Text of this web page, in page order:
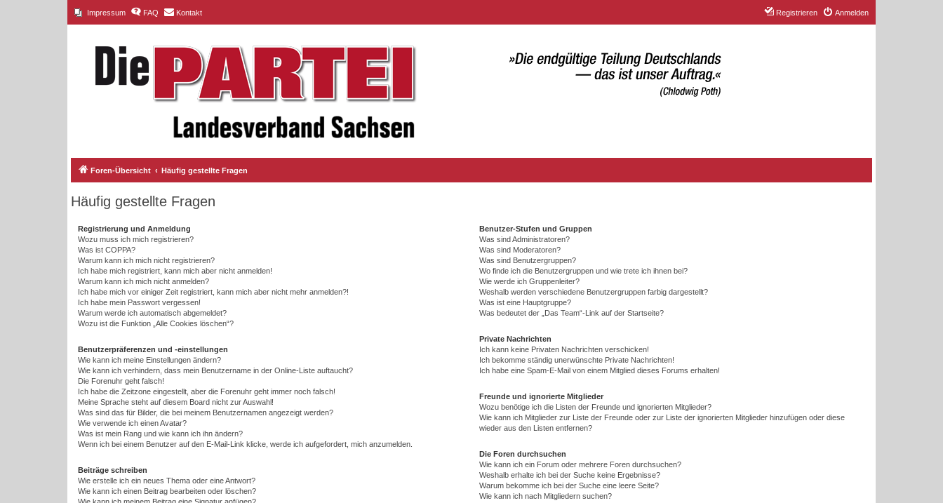
Impressum FAQ Kontakt Anmelden
Registrieren
Foren-Übersicht Häufig gestellte Fragen
Häufig gestellte Fragen
Registrierung und Anmeldung
Wozu muss ich mich registrieren?
Was ist COPPA?
Warum kann ich mich nicht registrieren?
Ich habe mich registriert, kann mich aber nicht anmelden!
Warum kann ich mich nicht anmelden?
Ich habe mich vor einiger Zeit registriert, kann mich aber nicht mehr anmelden?!
Ich habe mein Passwort vergessen!
Warum werde ich automatisch abgemeldet?
Wozu ist die Funktion „Alle Cookies löschen“?
Benutzerpräferenzen und -einstellungen
Wie kann ich meine Einstellungen ändern?
Wie kann ich verhindern, dass mein Benutzername in der Online-Liste auftaucht?
Die Forenuhr geht falsch!
Ich habe die Zeitzone eingestellt, aber die Forenuhr geht immer noch falsch!
Meine Sprache steht auf diesem Board nicht zur Auswahl!
Was sind das für Bilder, die bei meinem Benutzernamen angezeigt werden?
Wie verwende ich einen Avatar?
Was ist mein Rang und wie kann ich ihn ändern?
Wenn ich bei einem Benutzer auf den E-Mail-Link klicke, werde ich aufgefordert, mich anzumelden.
Beiträge schreiben
Wie erstelle ich ein neues Thema oder eine Antwort?
Wie kann ich einen Beitrag bearbeiten oder löschen?
Benutzer-Stufen und Gruppen
Was sind Administratoren?
Was sind Moderatoren?
Was sind Benutzergruppen?
Wo finde ich die Benutzergruppen und wie trete ich ihnen bei?
Wie werde ich Gruppenleiter?
Weshalb werden verschiedene Benutzergruppen farbig dargestellt?
Was ist eine Hauptgruppe?
Was bedeutet der „Das Team“-Link auf der Startseite?
Private Nachrichten
Ich kann keine Privaten Nachrichten verschicken!
Ich bekomme ständig unerwünschte Private Nachrichten!
Ich habe eine Spam-E-Mail von einem Mitglied dieses Forums erhalten!
Freunde und ignorierte Mitglieder
Wozu benötige ich die Listen der Freunde und ignorierten Mitglieder?
Wie kann ich Mitglieder zur Liste der Freunde oder zur Liste der ignorierten Mitglieder hinzufügen oder diese
wieder aus den Listen entfernen?
Die Foren durchsuchen
Wie kann ich ein Forum oder mehrere Foren durchsuchen?
Weshalb erhalte ich bei der Suche keine Ergebnisse?
Warum bekomme ich bei der Suche eine leere Seite?
Wie kann ich nach Mitgliedern suchen?